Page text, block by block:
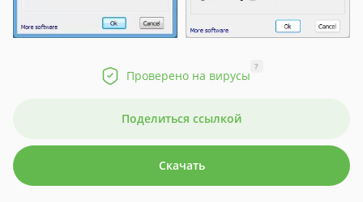
Проверено на вирусы
?
Поделиться ссылкой
Скачать